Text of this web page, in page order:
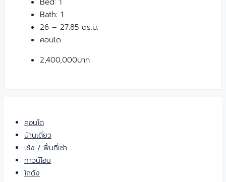
Bath: 1
26 – 27.85 ตร.ม.
คอนโด
2,400,000บาท
คอนโด
บ้านเดี่ยว
เซ้ง / พื้นที่เช่า
ทาวน์โฮม
โกดัง